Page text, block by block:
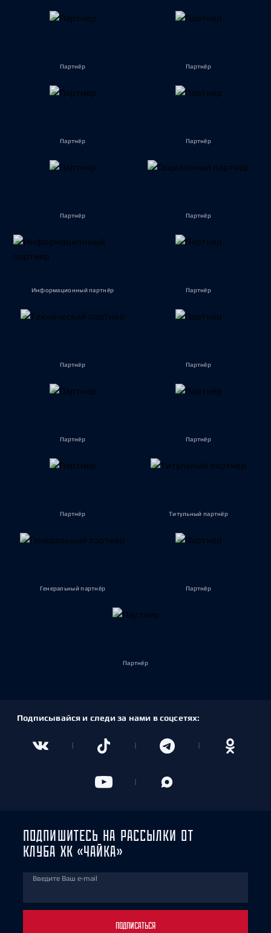
Партнёр Партнёр
Партнёр Партнёр
Партнёр Партнёр
Информационный партнёр Партнёр
Партнёр Партнёр
Партнёр Партнёр
Партнёр Титульный партнёр
Генеральный партнёр Партнёр
Партнёр
Подписывайся и следи за нами в соцсетях:
ПОДПИШИТЕСЬ НА РАССЫЛКИ ОТ
КЛУБА ХК «ЧАЙКА»
Введите Ваш e-mail
ПОДПИСАТЬСЯ